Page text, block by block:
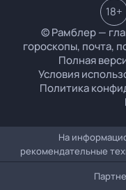
© Рамблер —
гороскопы, почта,
Полная
Условия
Политика
18+
На
рекомендательные